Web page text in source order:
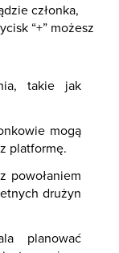
członka,
“+” możesz
takie jak
mogą
platformę.
powołaniem
drużyn
planować